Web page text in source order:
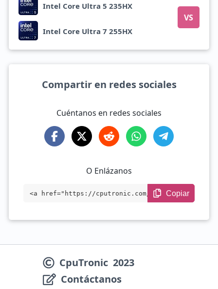
Intel Core Ultra 5 235HX
VS
Intel Core Ultra 7 255HX
Compartir en redes sociales
Cuéntanos en redes sociales
O Enlázanos
<a href="https://cputronic.com/es/cpu/co
Copiar
CpuTronic 2023
Contáctanos